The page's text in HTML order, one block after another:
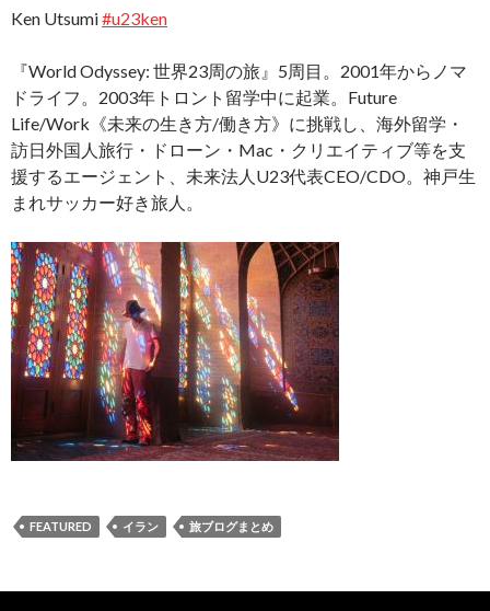
Ken Utsumi#u23ken
『World Odyssey: 世界23周の旅』5周目。2001年からノマ
ドライフ。2003年トロント留学中に起業。Future
Life/Work《未来の生き方/働き方》に挑戦し、海外留学・
訪日外国人旅行・ドローン・Mac・クリエイティブ等を支
援するエージェント、未来法人U23代表CEO/CDO。神戸生
まれサッカー好き旅人。
FEATURED イラン 旅ブログまとめ